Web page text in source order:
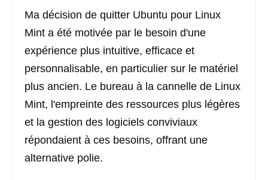
Ma décision de quitter Ubuntu pour Linux
Mint a été motivée par le besoin d'une
expérience plus intuitive, efficace et
personnalisable, en particulier sur le matériel
plus ancien. Le bureau à la cannelle de Linux
Mint, l'empreinte des ressources plus légères
et la gestion des logiciels conviviaux
répondaient à ces besoins, offrant une
alternative polie.